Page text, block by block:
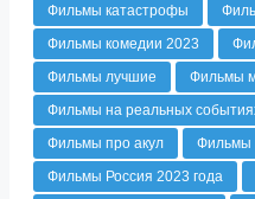
Фильмы катастрофы
Фильмы комедии 2023
Фильмы лучшие
Фильмы
Фильмы на реальных
Фильмы про акул
Фильмы
Фильмы Россия 2023 года